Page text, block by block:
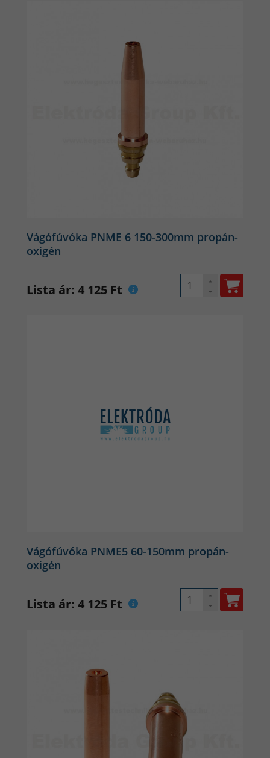
Vágófúvóka PNME 6 150-300mm propán-
oxigén
Lista ár: 4 125 Ft
Vágófúvóka PNME5 60-150mm propán-
oxigén
Lista ár: 4 125 Ft